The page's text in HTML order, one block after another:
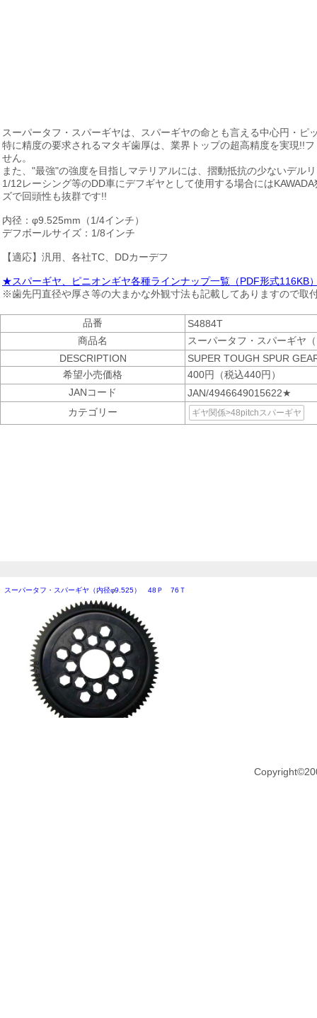
スーパータフ・スパーギヤは、スパーギヤの命とも言える中心円・
特に精度の要求されるマタギ歯厚は、業界トップの超高精度を実現!!
せん。
また、"最強"の強度を目指しマテリアルには、摺動抵抗の少ないデル
1/12レーシング等のDD車にデフギヤとして使用する場合には
ズで回頭性も抜群です!!
内径：φ9.525mm（1/4インチ）
デフボールサイズ：1/8インチ
【適応】汎用、各社TC、DDカーデフ
★スパーギヤ、ピニオンギヤ各種ラインナップ一覧（PDF形式116KB
※歯先円直径や厚さ等の大まかな外観寸法も記載してありますので取
品番
S4884T
商品名
スーパータフ・スパーギ
DESCRIPTION
SUPER TOUGH SPUR
希望小売価格
400円（税込440円）
JANコード
JAN/4946649015622★
カテゴリー
ギヤ関係>48pitchスパーギヤ
スーパータフ・スパーギヤ（内径φ9.525） 48Ｐ 76Ｔ